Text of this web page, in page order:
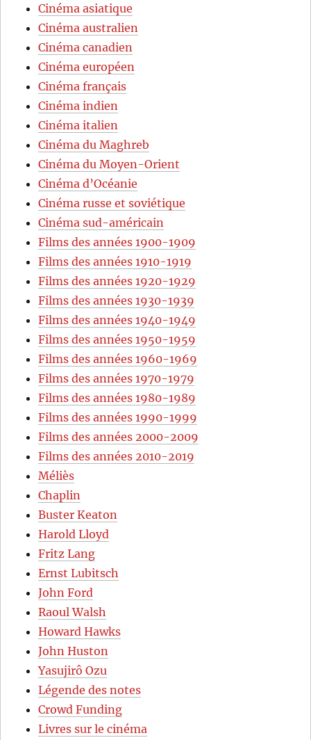
Cinéma asiatique
Cinéma australien
Cinéma canadien
Cinéma européen
Cinéma français
Cinéma indien
Cinéma italien
Cinéma du Maghreb
Cinéma du Moyen-Orient
Cinéma d’Océanie
Cinéma russe et soviétique
Cinéma sud-américain
Films des années 1900-1909
Films des années 1910-1919
Films des années 1920-1929
Films des années 1930-1939
Films des années 1940-1949
Films des années 1950-1959
Films des années 1960-1969
Films des années 1970-1979
Films des années 1980-1989
Films des années 1990-1999
Films des années 2000-2009
Films des années 2010-2019
Méliès
Chaplin
Buster Keaton
Harold Lloyd
Fritz Lang
Ernst Lubitsch
John Ford
Raoul Walsh
Howard Hawks
John Huston
Yasujirô Ozu
Légende des notes
Crowd Funding
Livres sur le cinéma